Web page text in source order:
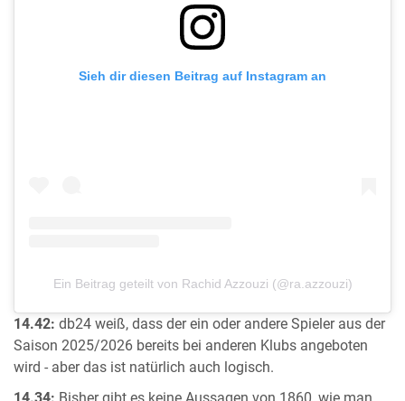
Sieh dir diesen Beitrag auf Instagram an
Ein Beitrag geteilt von Rachid Azzouzi (@ra.azzouzi)
14.42: db24 weiß, dass der ein oder andere Spieler aus der
Saison 2025/2026 bereits bei anderen Klubs angeboten
wird - aber das ist natürlich auch logisch.